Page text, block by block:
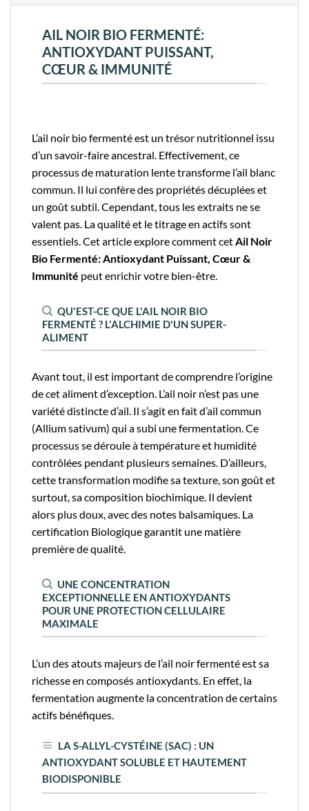
AIL NOIR BIO FERMENTÉ:
ANTIOXYDANT PUISSANT,
CŒUR & IMMUNITÉ
L’ail noir bio fermenté est un trésor nutritionnel issu
d’un savoir-faire ancestral. Effectivement, ce
processus de maturation lente transforme l’ail blanc
commun. Il lui confère des propriétés décuplées et
un goût subtil. Cependant, tous les extraits ne se
valent pas. La qualité et le titrage en actifs sont
essentiels. Cet article explore comment cetAil Noir
Bio Fermenté: Antioxydant Puissant, Cœur &
Immunité peut enrichir votre bien-être.
QU'EST-CE QUE L'AIL NOIR BIO
FERMENTÉ ? L'ALCHIMIE D'UN SUPER-
ALIMENT
Avant tout, il est important de comprendre l’origine
de cet aliment d’exception. L’ail noir n’est pas une
variété distincte d’ail. Il s’agit en fait d’ail commun
(Allium sativum) qui a subi une fermentation. Ce
processus se déroule à température et humidité
contrôlées pendant plusieurs semaines. D’ailleurs,
cette transformation modifie sa texture, son goût et
surtout, sa composition biochimique. Il devient
alors plus doux, avec des notes balsamiques. La
certification Biologique garantit une matière
première de qualité.
UNE CONCENTRATION
EXCEPTIONNELLE EN ANTIOXYDANTS
POUR UNE PROTECTION CELLULAIRE
MAXIMALE
L’un des atouts majeurs de l’ail noir fermenté est sa
richesse en composés antioxydants. En effet, la
fermentation augmente la concentration de certains
actifs bénéfiques.
LA S-ALLYL-CYSTÉINE (SAC) : UN
ANTIOXYDANT SOLUBLE ET HAUTEMENT
BIODISPONIBLE